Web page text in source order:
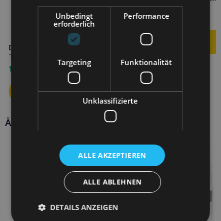
DOLFOS Dolvit Drüse 60
Tabletten für Hunde
10,90
Tabletten
7,90€
Ähnliche Produkte
Unbedingt
erforderlich
Performance
Targeting Funktionalität
Unklassifizierte
ALLE AKZEPTIEREN
ALLE ABLEHNEN
DETAILS ANZEIGEN